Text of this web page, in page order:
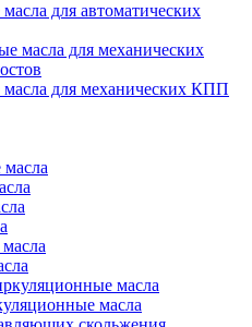
для автоматических
для механических КПП
масла